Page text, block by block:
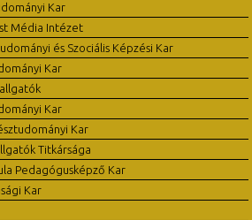
Kar
Média Intézet
és Szociális Képzési Kar
Kar
Kar
Kar
Titkársága
Pedagógusképző Kar
Kar